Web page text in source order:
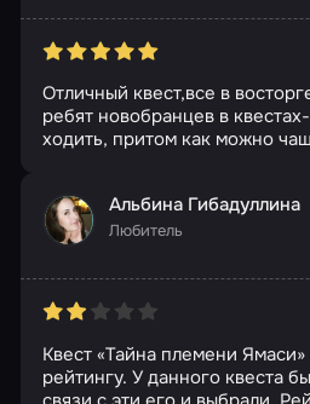
Отличный квест,все в
ребят новобранцев в
ходить, притом как можно
Альбина Гибадуллина
Любитель
Квест «Тайна племени
рейтингу. У данного квеста